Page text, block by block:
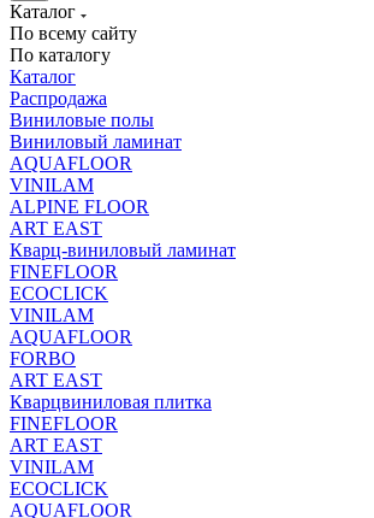
Каталог
По всему сайту
По каталогу
Каталог
Распродажа
Виниловые полы
Виниловый ламинат
AQUAFLOOR
VINILAM
ALPINE FLOOR
ART EAST
Кварц-виниловый ламинат
FINEFLOOR
ECOCLICK
VINILAM
AQUAFLOOR
FORBO
ART EAST
Кварцвиниловая плитка
FINEFLOOR
ART EAST
VINILAM
ECOCLICK
AQUAFLOOR